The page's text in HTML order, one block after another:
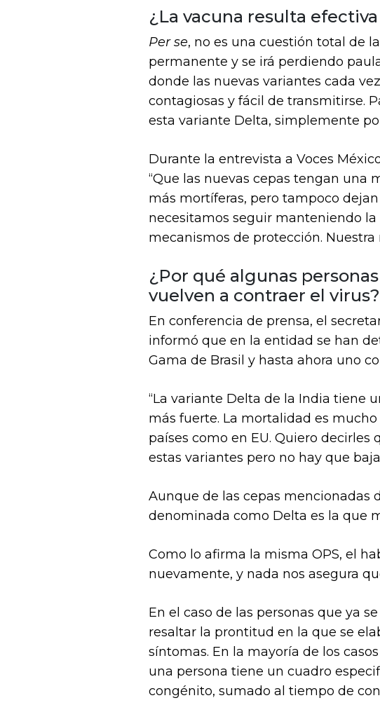
¿La vacuna resulta
Per se, no es una cuestión total de
permanente y se irá perdiendo
donde las nuevas variantes cada
contagiosas y fácil de transmitirse.
esta variante Delta, simplemente
Durante la entrevista a Voces
“Que las nuevas cepas tengan una
más mortíferas, pero tampoco
necesitamos seguir manteniendo
mecanismos de protección.
¿Por qué algunas
vuelven a contraer el virus?
En conferencia de prensa, el
informó que en la entidad se han
Gama de Brasil y hasta ahora uno
“La variante Delta de la India tiene
más fuerte. La mortalidad es
países como en EU. Quiero
estas variantes pero no hay que
Aunque de las cepas mencionadas
denominada como Delta es la que
Como lo afirma la misma OPS, el
nuevamente, y nada nos asegura
En el caso de las personas que ya
resaltar la prontitud en la que se
síntomas. En la mayoría de los
una persona tiene un cuadro
congénito, sumado al tiempo de